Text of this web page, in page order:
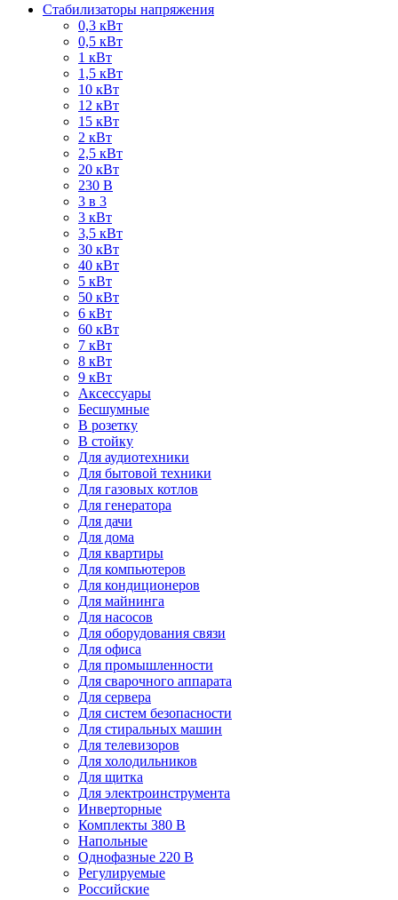
Стабилизаторы напряжения
0,3 кВт
0,5 кВт
1 кВт
1,5 кВт
10 кВт
12 кВт
15 кВт
2 кВт
2,5 кВт
20 кВт
230 В
3 в 3
3 кВт
3,5 кВт
30 кВт
40 кВт
5 кВт
50 кВт
6 кВт
60 кВт
7 кВт
8 кВт
9 кВт
Аксессуары
Бесшумные
В розетку
В стойку
Для аудиотехники
Для бытовой техники
Для газовых котлов
Для генератора
Для дачи
Для дома
Для квартиры
Для компьютеров
Для кондиционеров
Для майнинга
Для насосов
Для оборудования связи
Для офиса
Для промышленности
Для сварочного аппарата
Для сервера
Для систем безопасности
Для стиральных машин
Для телевизоров
Для холодильников
Для щитка
Для электроинструмента
Инверторные
Комплекты 380 В
Напольные
Однофазные 220 В
Регулируемые
Российские